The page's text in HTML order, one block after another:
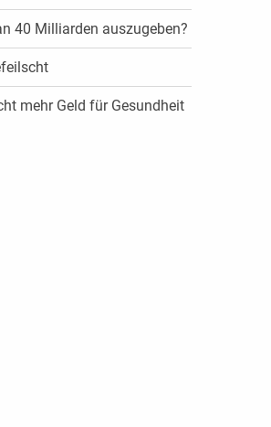
40 Milliarden auszugeben?
mehr Geld für Gesundheit